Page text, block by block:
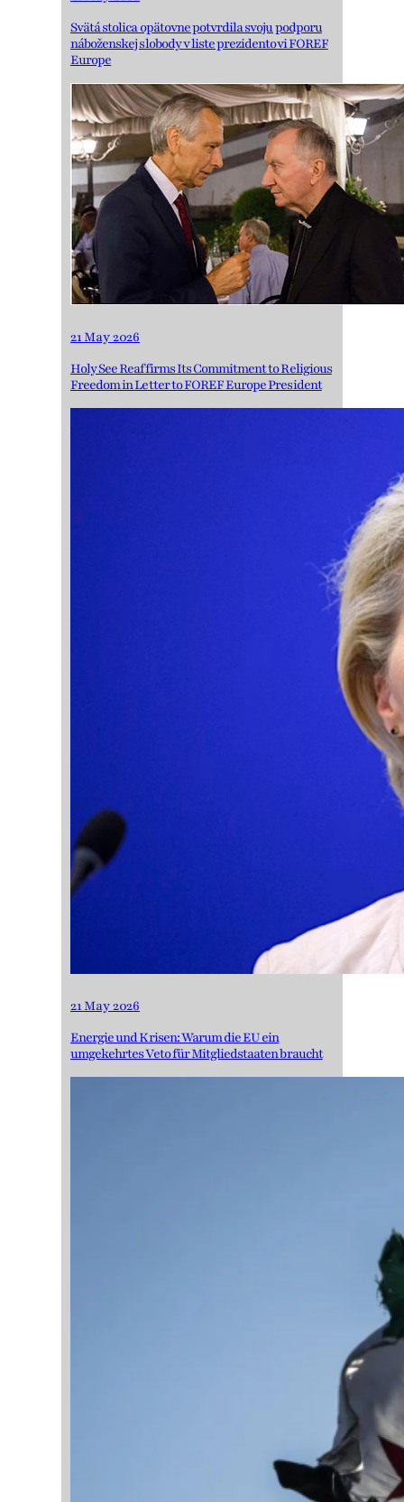
Svätá stolica opätovne potvrdila svoju podporu
náboženskej slobody v liste prezidentovi FOREF
Europe
21 May 2026
Holy See Reaffirms Its Commitment to Religious
Freedom in Letter to FOREF Europe President
21 May 2026
Energie und Krisen: Warum die EU ein
umgekehrtes Veto für Mitgliedstaaten braucht